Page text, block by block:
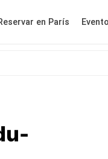
en París